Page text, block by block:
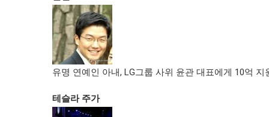
유명 연예인 아내, LG그룹 사위 윤관 대표에게 10억 지
테슬라 주가